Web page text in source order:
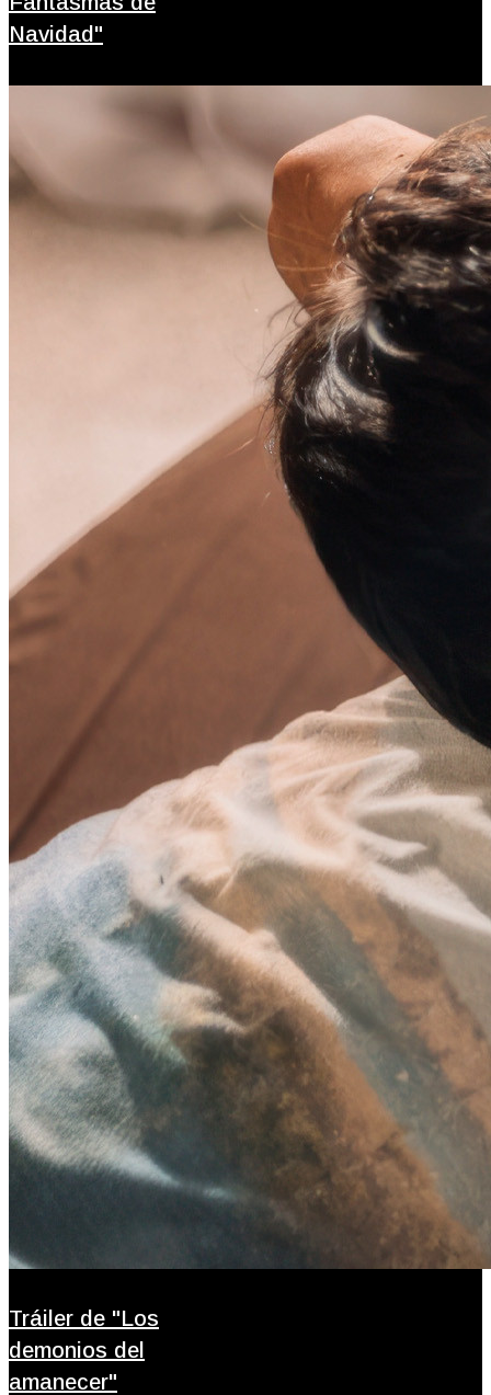
Navidad"
Tráiler de "Los
demonios del
amanecer"